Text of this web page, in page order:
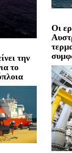
την
το
Οι